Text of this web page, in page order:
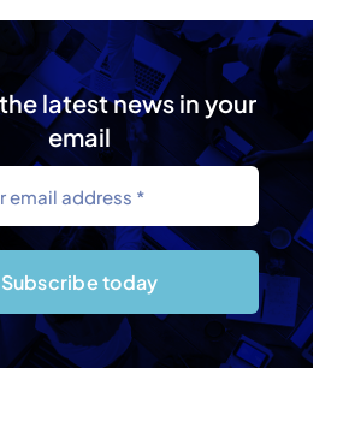
latest news in your
email
Subscribe today